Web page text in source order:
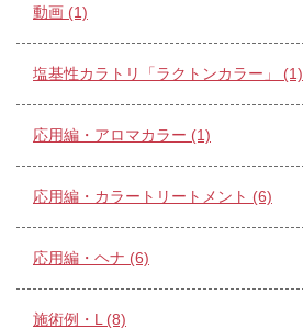
動画 (1)
塩基性カラトリ「ラクトンカラー」 (1)
応用編・アロマカラー (1)
応用編・カラートリートメント (6)
応用編・ヘナ (6)
施術例・L (8)